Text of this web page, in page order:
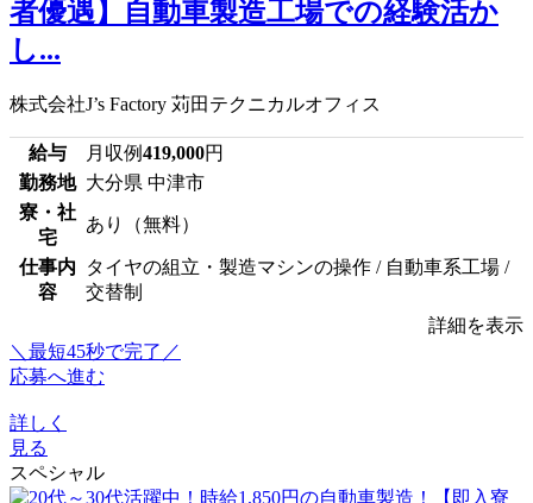
者優遇】自動車製造工場での経験活か
し...
株式会社J’s Factory 苅田テクニカルオフィス
給与 月収例419,000円
勤務地 大分県 中津市
寮・社
宅
あり（無料）
仕事内
容
タイヤの組立・製造マシンの操作 / 自動車系工場 /
交替制
詳細を表示
＼最短45秒で完了／
応募へ進む
詳しく
見る
スペシャル